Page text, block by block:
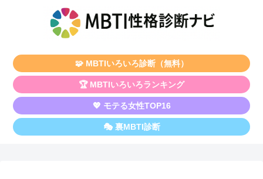
🧩 MBTIいろいろ診断（無料）
🏆 MBTIいろいろランキング
💖 モテる女性TOP16
🎭 裏MBTI診断